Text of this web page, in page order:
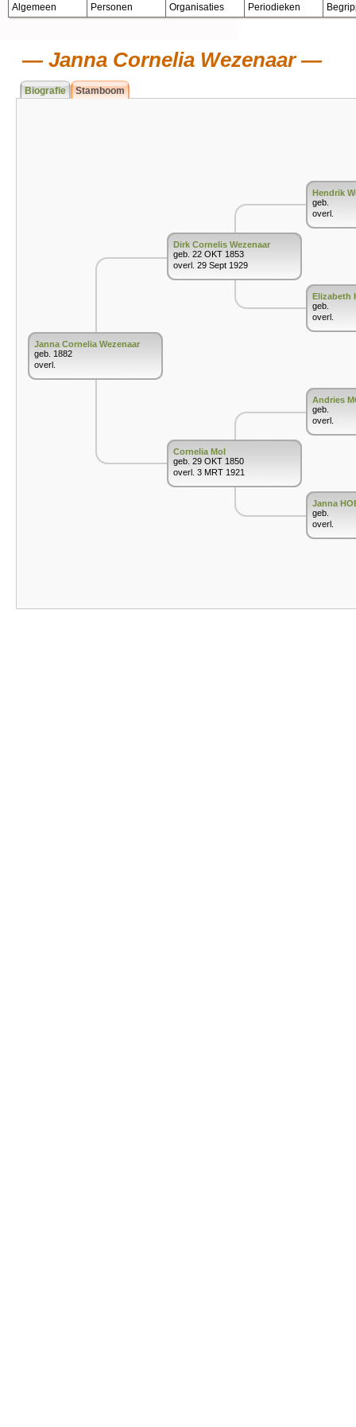
Algemeen Personen Organisaties Periodieken
Janna Cornelia Wezenaar
Biografie Stamboom
Janna Cornelia Wezenaar
geb. 1882
overl.
Dirk Cornelis Wezenaar
geb. 22 OKT 1853
overl. 29 Sept 1929
Cornelia Mol
geb. 29 OKT 1850
overl. 3 MRT 1921
Hendrik
geb.
overl.
Elizabeth
geb.
overl.
Andries
geb.
overl.
Janna
geb.
overl.